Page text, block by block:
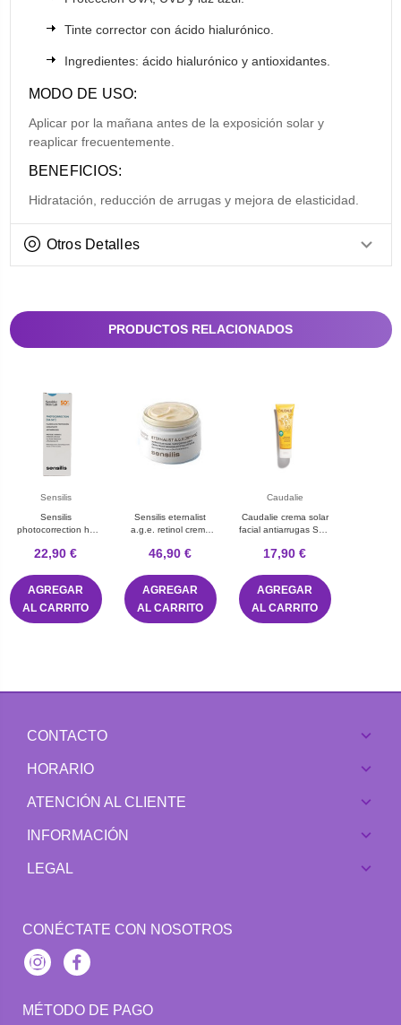
Tinte corrector con ácido hialurónico.
Ingredientes: ácido hialurónico y antioxidantes.
MODO DE USO:
Aplicar por la mañana antes de la exposición solar y
reaplicar frecuentemente.
BENEFICIOS:
Hidratación, reducción de arrugas y mejora de elasticidad.
Otros Detalles
PRODUCTOS RELACIONADOS
Sensilis
Sensilis
photocorrection ha
22,90 €
AGREGAR
AL CARRITO
Sensilis eternalist
a.g.e. retinol crema
46,90 €
AGREGAR
AL CARRITO
Caudalie
Caudalie crema solar
facial antiarrugas SPF
17,90 €
AGREGAR
AL CARRITO
CONTACTO
HORARIO
ATENCIÓN AL CLIENTE
INFORMACIÓN
LEGAL
CONÉCTATE CON NOSOTROS
InstagramFacebook
MÉTODO DE PAGO